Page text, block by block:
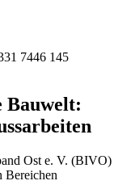
7446 145
Bauwelt:
Ost e. V. (BIVO)
Bereichen